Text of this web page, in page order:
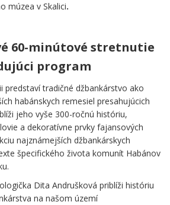
múzea v Skalici.
60-minútové stretnutie
program
predstaví tradičné džbankárstvo ako
habánskych remesiel presahujúcich
jeho vyše 300-ročnú históriu,
a dekoratívne prvky fajansových
najznámejších džbankárskych
špecifického života komunít Habánov
Dita Andrušková priblíži históriu
na našom území